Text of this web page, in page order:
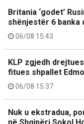
Britania ‘godet’
shënjestër 6
06/08 15:43
KLP zgjedh
fitues shpallet
06/08 15:37
Nuk u ekstradua,